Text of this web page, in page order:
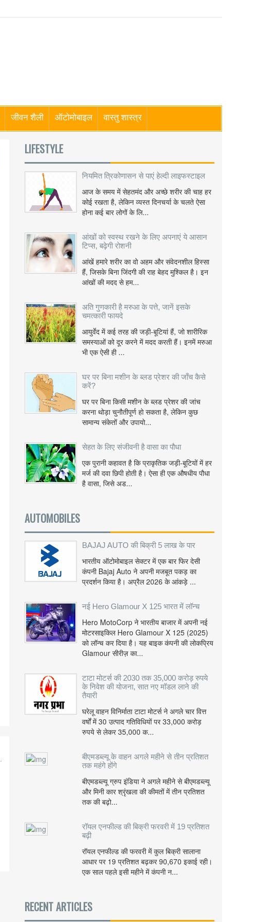
जीवन शैली ऑटोमोबाइल वास्तु शास्त्र
LIFESTYLE
नियमित त्रिकोणासन से पाएं हेल्दी लाइफस्टाइल
आज के समय में सेहतमंद और अच्छे शरीर की चाह हर
कोई रखता है, लेकिन व्यस्त दिनचर्या के चलते ऐसा
होना कई बार लोगों के लि...
आंखों को स्वस्थ रखने के लिए अपनाएं ये आसान
टिप्स, बढ़ेगी रोशनी
आंखें हमारे शरीर का वो अहम और संवेदनशील हिस्सा
हैं, जिसके बिना जिंदगी की राह बेहद मुश्किल है। इन
आंखों की मदद से हम...
अति गुणकारी है मरुआ के पत्ते, जानें इसके
चमत्कारी फायदे
आयुर्वेद में कई तरह की जड़ी-बूटियां हैं, जो शारीरिक
समस्याओं को दूर करने में मदद करती हैं। इनमें मरुआ
भी एक ऐसी ही ...
घर पर बिना मशीन के ब्लड प्रेशर की जाँच कैसे
करें?
घर पर बिना किसी मशीन के ब्लड प्रेशर की जांच
करना थोड़ा चुनौतीपूर्ण हो सकता है, लेकिन कुछ
सामान्य संकेतों और उपायो...
सेहत के लिए संजीवनी है वासा का पौधा
एक पुरानी कहावत है कि प्राकृतिक जड़ी-बूटियों में हर
मर्ज की दवा छिपी होती है। ऐसा ही एक औषधीय पौधा
है वासा, जिसे अड...
AUTOMOBILES
BAJAJ AUTO की बिक्री 5 लाख के पार
भारतीय ऑटोमोबाइल सेक्टर में एक बार फिर देसी
कंपनी Bajaj Auto ने अपनी मजबूत पकड़ का
प्रदर्शन किया है। अप्रैल 2026 के आंकड़े ...
नई Hero Glamour X 125 भारत में लॉन्च
Hero MotoCorp ने भारतीय बाजार में अपनी नई
मोटरसाइकिल Hero Glamour X 125 (2025)
को लॉन्च कर दिया है। यह बाइक कंपनी की लोकप्रिय
Glamour सीरीज़ का...
टाटा मोटर्स की 2030 तक 35,000 करोड़ रुपये
के निवेश की योजना, सात नए मॉडल लाने की
तैयारी
घरेलू वाहन विनिर्माता टाटा मोटर्स ने अगले चार वित्त
वर्षों में 30 उत्पाद गतिविधियों पर 33,000 करोड़
रुपये से लेकर 35,000 क...
बीएमडब्ल्यू के वाहन अगले महीने से तीन प्रतिशत
तक महंगे होंगे
बीएमडब्ल्यू ग्रुप इंडिया ने अगले महीने से बीएमडब्ल्यू
और मिनी कार श्रृंखला की कीमतों में तीन प्रतिशत
तक की बढ़ो...
रॉयल एनफील्ड की बिक्री फरवरी में 19 प्रतिशत
बढ़ी
रॉयल एनफील्ड की फरवरी में कुल बिक्री सालाना
आधार पर 19 प्रतिशत बढ़कर 90,670 इकाई रही।
एक साल पहले इसी महीने में कंपनी न...
RECENT ARTICLES